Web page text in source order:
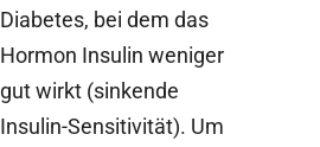
Diabetes, bei dem das
Hormon Insulin weniger
gut wirkt (sinkende
Insulin-Sensitivität). Um